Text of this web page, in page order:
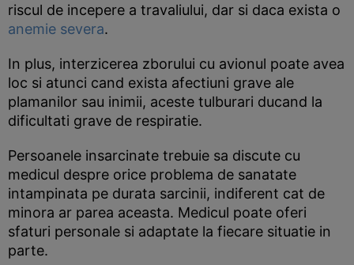
riscul de incepere a travaliului, dar si daca exista o
anemie severa.
In plus, interzicerea zborului cu avionul poate avea
loc si atunci cand exista afectiuni grave ale
plamanilor sau inimii, aceste tulburari ducand la
dificultati grave de respiratie.
Persoanele insarcinate trebuie sa discute cu
medicul despre orice problema de sanatate
intampinata pe durata sarcinii, indiferent cat de
minora ar parea aceasta. Medicul poate oferi
sfaturi personale si adaptate la fiecare situatie in
parte.